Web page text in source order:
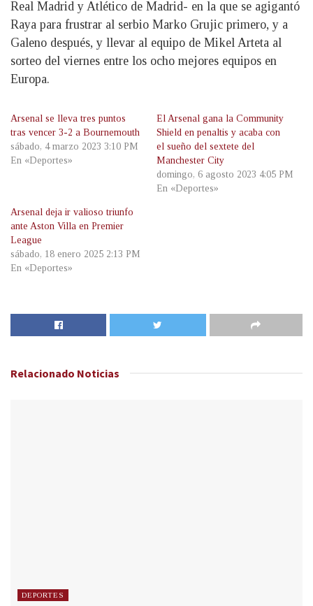
Real Madrid y Atlético de Madrid- en la que se agigantó
Raya para frustrar al serbio Marko Grujic primero, y a
Galeno después, y llevar al equipo de Mikel Arteta al
sorteo del viernes entre los ocho mejores equipos en
Europa.
Arsenal se lleva tres puntos
tras vencer 3-2 a Bournemouth
sábado, 4 marzo 2023 3:10 PM
En «Deportes»
El Arsenal gana la Community
Shield en penaltis y acaba con
el sueño del sextete del
Manchester City
domingo, 6 agosto 2023 4:05 PM
En «Deportes»
Arsenal deja ir valioso triunfo
ante Aston Villa en Premier
League
sábado, 18 enero 2025 2:13 PM
En «Deportes»
Relacionado Noticias
DEPORTES